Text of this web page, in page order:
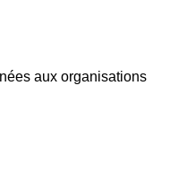
aux organisations